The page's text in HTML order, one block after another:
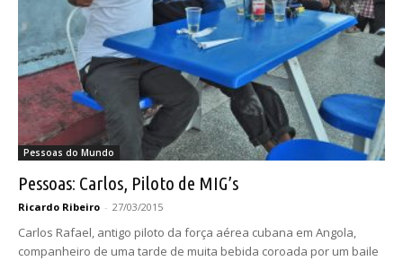
Pessoas do Mundo
Pessoas: Carlos, Piloto de MIG’s
Ricardo Ribeiro - 27/03/2015
Carlos Rafael, antigo piloto da força aérea cubana em Angola,
companheiro de uma tarde de muita bebida coroada por um baile